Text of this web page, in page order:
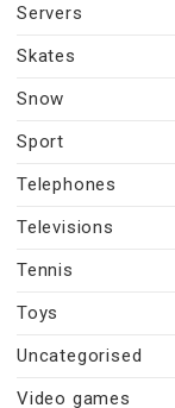
Servers
Skates
Snow
Sport
Telephones
Televisions
Tennis
Toys
Uncategorised
Video games